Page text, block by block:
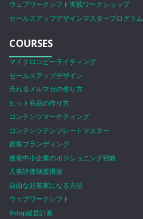
ウェブワークシフト実践ワークショップ
セールスアップデザインマスタープログラム
COURSES
マイクロコピーライティング
セールスアップデザイン
売れるメルマガの作り方
ヒット商品の作り方
コンテンツマーケティング
コンテンツテンプレートマスター
顧客ブランディング
後発中小企業のポジショニング戦略
人事評価制度構築
自由な起業家になる方法
ウェブワークシフト
9step経営計画